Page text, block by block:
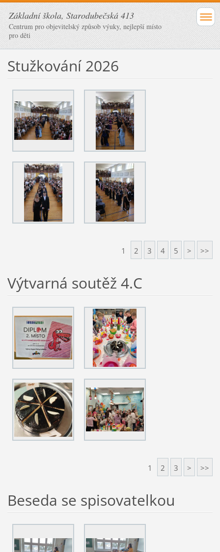
Základní škola, Starodubečská 413
Centrum pro objevitelský způsob výuky, nejlepší místo
pro děti
Stužkování 2026
1 2 3 4 5 > >>
Výtvarná soutěž 4.C
1 2 3 > >>
Beseda se spisovatelkou